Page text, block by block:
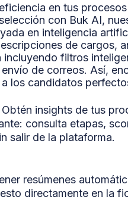
en tus
con Buk AI,
en inteligencia
de cargos,
incluyendo filtros
de correos. Así,
los candidatos
Obtén insights de tus
consulta etapas,
salir de la plataforma.
resúmenes
directamente en la